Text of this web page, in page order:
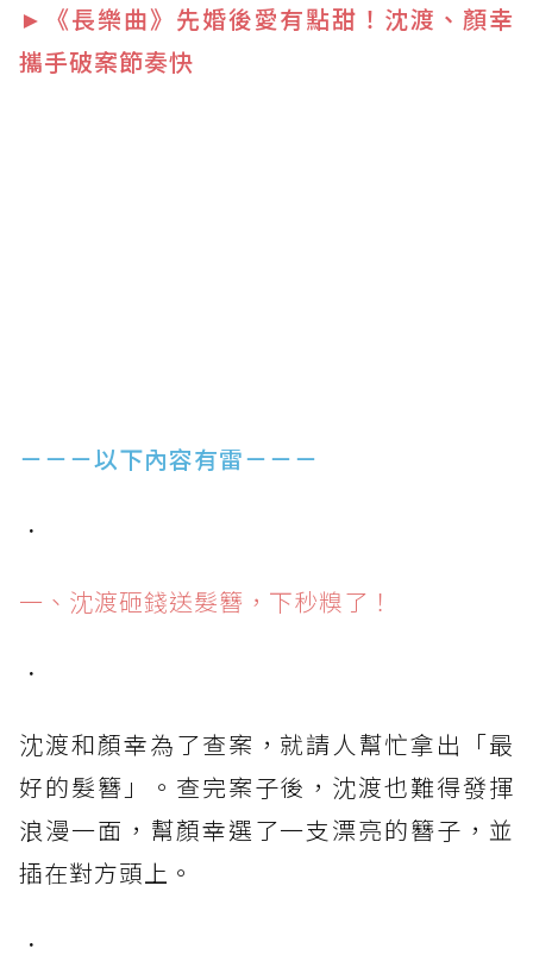
►《長樂曲》先婚後愛有點甜！沈渡、顏幸
攜手破案節奏快
－－－以下內容有雷－－－
．
一、沈渡砸錢送髮簪，下秒糗了！
．
沈渡和顏幸為了查案，就請人幫忙拿出「最
好的髮簪」。查完案子後，沈渡也難得發揮
浪漫一面，幫顏幸選了一支漂亮的簪子，並
插在對方頭上。
．